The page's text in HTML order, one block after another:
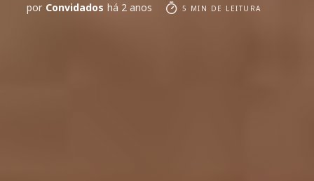
por Convidados há 2 anos 5 MIN DE LEITURA